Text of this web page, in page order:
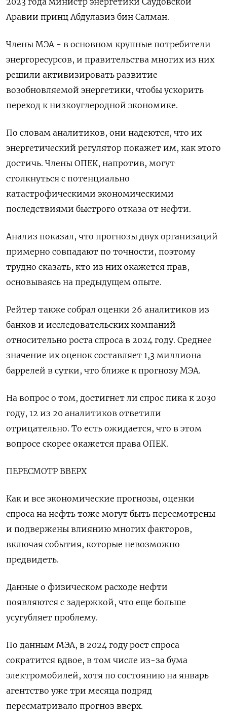
Аравии принц Абдулазиз бин Салман.
Члены МЭА - в основном крупные потребители
энергоресурсов, и правительства многих из них
решили активизировать развитие
возобновляемой энергетики, чтобы ускорить
переход к низкоуглеродной экономике.
По словам аналитиков, они надеются, что их
энергетический регулятор покажет им, как этого
достичь. Члены ОПЕК, напротив, могут
столкнуться с потенциально
катастрофическими экономическими
последствиями быстрого отказа от нефти.
Анализ показал, что прогнозы двух организаций
примерно совпадают по точности, поэтому
трудно сказать, кто из них окажется прав,
основываясь на предыдущем опыте.
Рейтер также собрал оценки 26 аналитиков из
банков и исследовательских компаний
относительно роста спроса в 2024 году. Среднее
значение их оценок составляет 1,3 миллиона
баррелей в сутки, что ближе к прогнозу МЭА.
На вопрос о том, достигнет ли спрос пика к 2030
году, 12 из 20 аналитиков ответили
отрицательно. То есть ожидается, что в этом
вопросе скорее окажется права ОПЕК.
ПЕРЕСМОТР ВВЕРХ
Как и все экономические прогнозы, оценки
спроса на нефть тоже могут быть пересмотрены
и подвержены влиянию многих факторов,
включая события, которые невозможно
предвидеть.
Данные о физическом расходе нефти
появляются с задержкой, что еще больше
усугубляет проблему.
По данным МЭА, в 2024 году рост спроса
сократится вдвое, в том числе из-за бума
электромобилей, хотя по состоянию на январь
агентство уже три месяца подряд
пересматривало прогноз вверх.